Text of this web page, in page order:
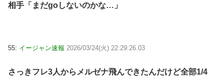
相手「まだgoしないのかな…」
55: イージャン速報 2026/03/24(火) 22:29:26.03
さっきフレ3人からメルゼナ飛んできたんだけど全部1/4